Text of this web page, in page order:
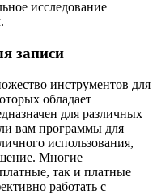
исследование
записи
инструментов для
обладает
для различных
вам программы для
использования,
Многие
так и платные
работать с